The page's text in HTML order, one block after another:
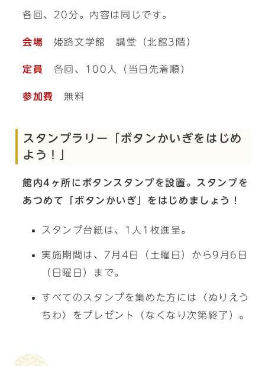
各回、20分。内容は同じです。
会場 姫路文学館 講堂（北館3階）
定員 各回、100人（当日先着順）
参加費 無料
スタンプラリー「ボタンかいぎをはじめ
よう！」
館内4ヶ所にボタンスタンプを設置。スタンプを
あつめて「ボタンかいぎ」をはじめましょう！
スタンプ台紙は、1人1枚進呈。
実施期間は、7月4日（土曜日）から9月6日
（日曜日）まで。
すべてのスタンプを集めた方には〈ぬりえう
ちわ〉をプレゼント（なくなり次第終了）。